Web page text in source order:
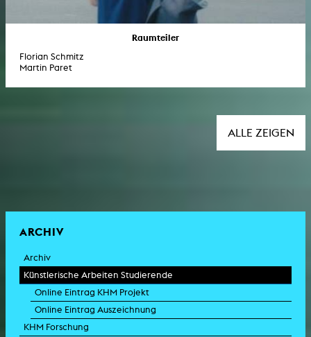
Raumteiler
Florian Schmitz
Martin Paret
ALLE ZEIGEN
ARCHIV
Archiv
Künstlerische Arbeiten Studierende
Online Eintrag KHM Projekt
Online Eintrag Auszeichnung
KHM Forschung